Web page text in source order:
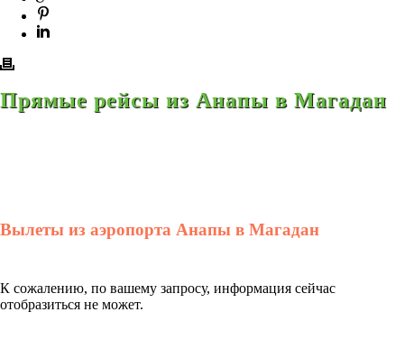
Прямые рейсы из Анапы в Магадан
Вылеты из аэропорта Анапы в Магадан
К сожалению, по вашему запросу, информация сейчас
отобразиться не может.